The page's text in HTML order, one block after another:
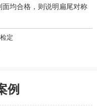
均合格，则说明扁尾对称
定
例